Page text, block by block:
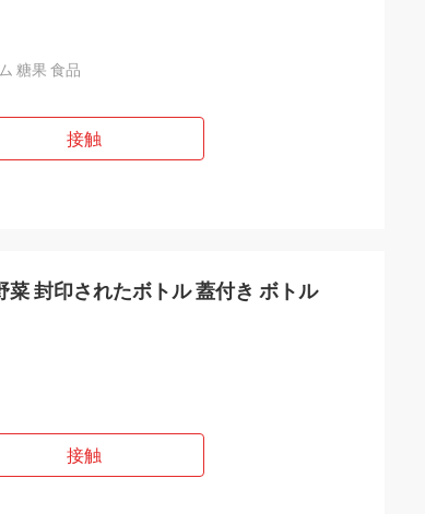
糖果 食品
接触
封印されたボトル 蓋付き ボトル
接触